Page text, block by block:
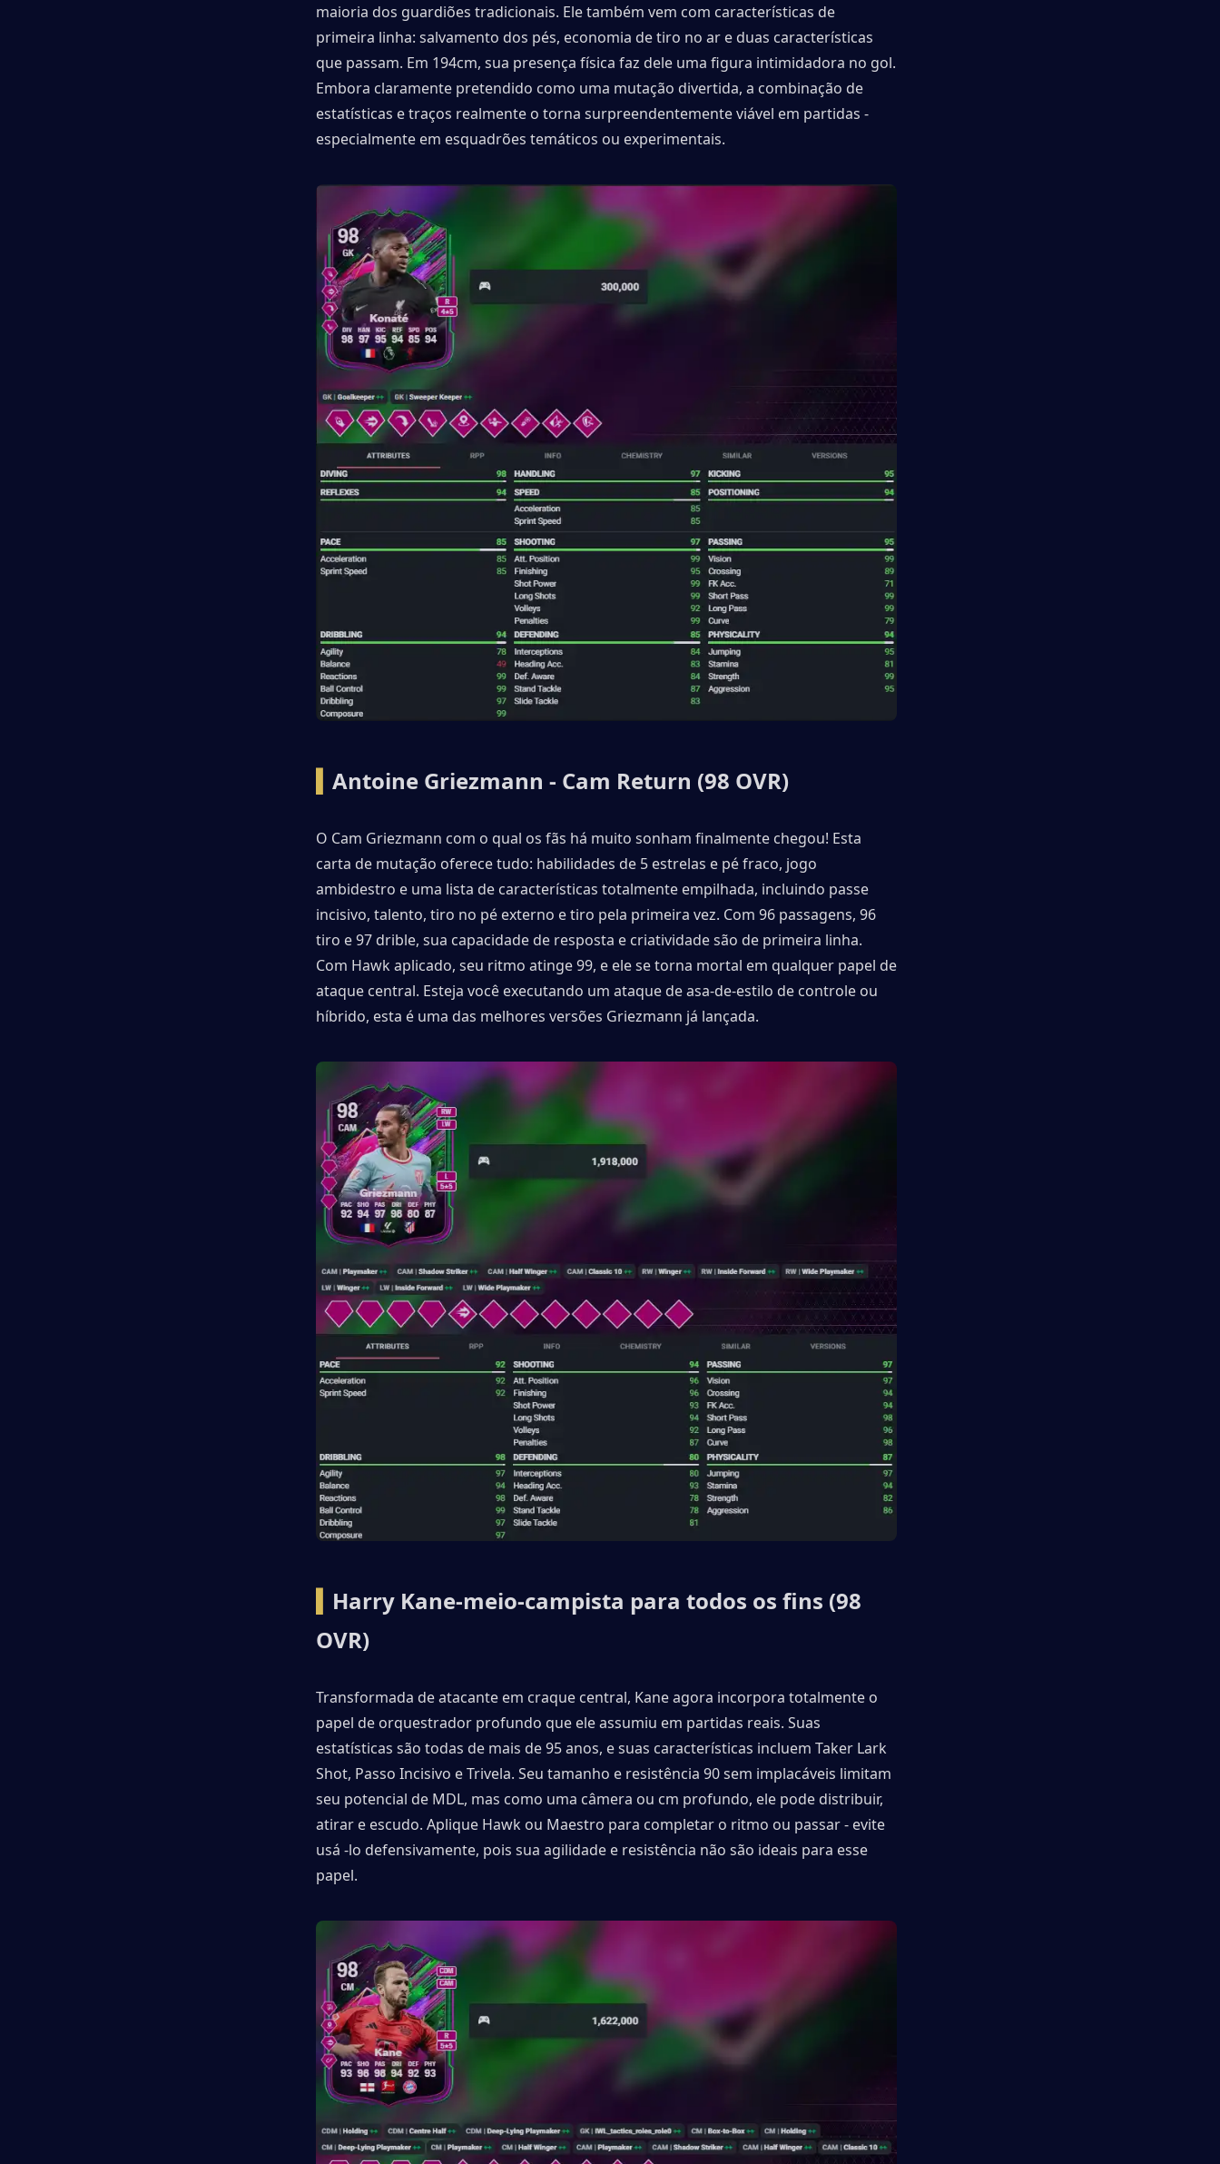
maioria dos guardiões tradicionais. Ele também vem com características de
primeira linha: salvamento dos pés, economia de tiro no ar e duas características
que passam. Em 194cm, sua presença física faz dele uma figura intimidadora no gol.
Embora claramente pretendido como uma mutação divertida, a combinação de
estatísticas e traços realmente o torna surpreendentemente viável em partidas -
especialmente em esquadrões temáticos ou experimentais.
Antoine Griezmann - Cam Return (98 OVR)
O Cam Griezmann com o qual os fãs há muito sonham finalmente chegou! Esta
carta de mutação oferece tudo: habilidades de 5 estrelas e pé fraco, jogo
ambidestro e uma lista de características totalmente empilhada, incluindo passe
incisivo, talento, tiro no pé externo e tiro pela primeira vez. Com 96 passagens, 96
tiro e 97 drible, sua capacidade de resposta e criatividade são de primeira linha.
Com Hawk aplicado, seu ritmo atinge 99, e ele se torna mortal em qualquer papel de
ataque central. Esteja você executando um ataque de asa-de-estilo de controle ou
híbrido, esta é uma das melhores versões Griezmann já lançada.
Harry Kane-meio-campista para todos os fins (98
OVR)
Transformada de atacante em craque central, Kane agora incorpora totalmente o
papel de orquestrador profundo que ele assumiu em partidas reais. Suas
estatísticas são todas de mais de 95 anos, e suas características incluem Taker Lark
Shot, Passo Incisivo e Trivela. Seu tamanho e resistência 90 sem implacáveis ​​limitam
seu potencial de MDL, mas como uma câmera ou cm profundo, ele pode distribuir,
atirar e escudo. Aplique Hawk ou Maestro para completar o ritmo ou passar - evite
usá -lo defensivamente, pois sua agilidade e resistência não são ideais para esse
papel.